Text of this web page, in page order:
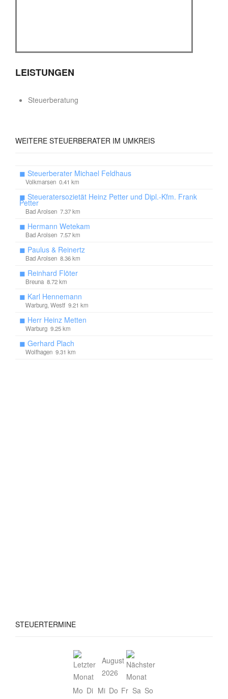
LEISTUNGEN
Steuerberatung
WEITERE STEUERBERATER IM UMKREIS
◼ Steuerberater Michael Feldhaus
Volkmarsen 0.41 km
◼ Steueratersozietät Heinz Petter und Dipl.-Kfm. Frank
Petter
Bad Arolsen 7.37 km
◼ Hermann Wetekam
Bad Arolsen 7.57 km
◼ Paulus & Reinertz
Bad Arolsen 8.36 km
◼ Reinhard Flöter
Breuna 8.72 km
◼ Karl Hennemann
Warburg, Westf 9.21 km
◼ Herr Heinz Metten
Warburg 9.25 km
◼ Gerhard Plach
Wolfhagen 9.31 km
STEUERTERMINE
August
2026
Mo Di Mi Do Fr Sa So